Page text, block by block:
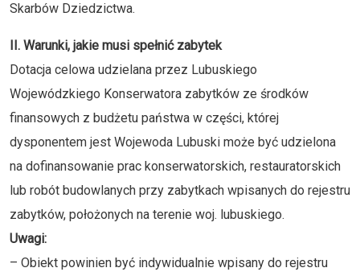
Skarbów Dziedzictwa.
II. Warunki, jakie musi spełnić zabytek
Dotacja celowa udzielana przez Lubuskiego
Wojewódzkiego Konserwatora zabytków ze środków
finansowych z budżetu państwa w części, której
dysponentem jest Wojewoda Lubuski może być udzielona
na dofinansowanie prac konserwatorskich, restauratorskich
lub robót budowlanych przy zabytkach wpisanych do rejestru
zabytków, położonych na terenie woj. lubuskiego.
Uwagi:
– Obiekt powinien być indywidualnie wpisany do rejestru